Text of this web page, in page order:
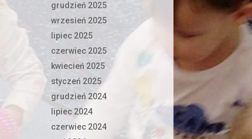
grudzień 2025
wrzesień 2025
lipiec 2025
czerwiec 2025
kwiecień 2025
styczeń 2025
grudzień 2024
lipiec 2024
czerwiec 2024